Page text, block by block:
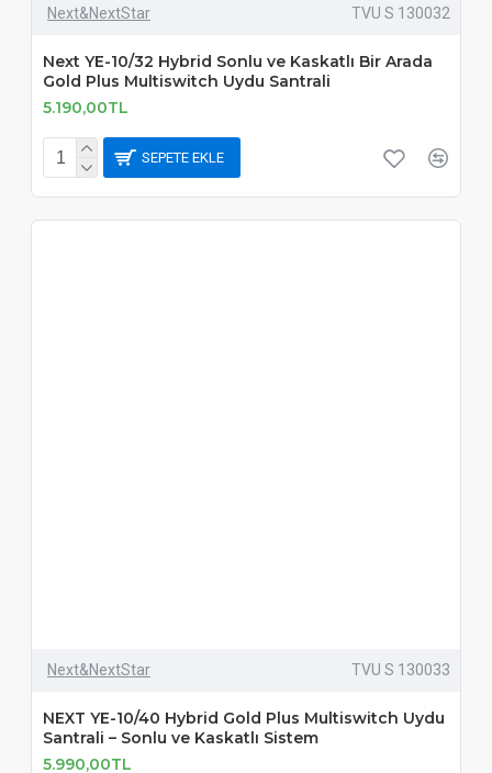
Next&NextStar TVU S 130032
Next YE-10/32 Hybrid Sonlu ve Kaskatlı Bir Arada
Gold Plus Multiswitch Uydu Santrali
5.190,00TL
SEPETE EKLE
Next&NextStar TVU S 130033
NEXT YE-10/40 Hybrid Gold Plus Multiswitch Uydu
Santrali – Sonlu ve Kaskatlı Sistem
5.990,00TL